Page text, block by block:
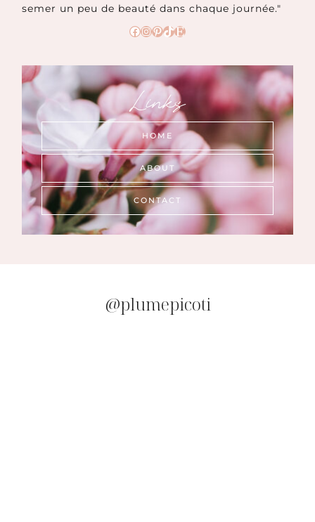
semer un peu de beauté dans chaque journée."
Facebook
Instagram
Pinterest
TikTok
Etsy
Links
HOME
ABOUT
CONTACT
@plumepicoti